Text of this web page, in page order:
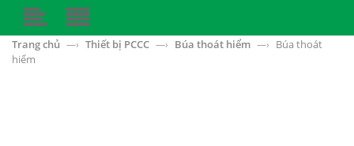
Trang chủ —› Thiết bị PCCC —› Búa thoát hiểm —› Búa thoát
hiểm